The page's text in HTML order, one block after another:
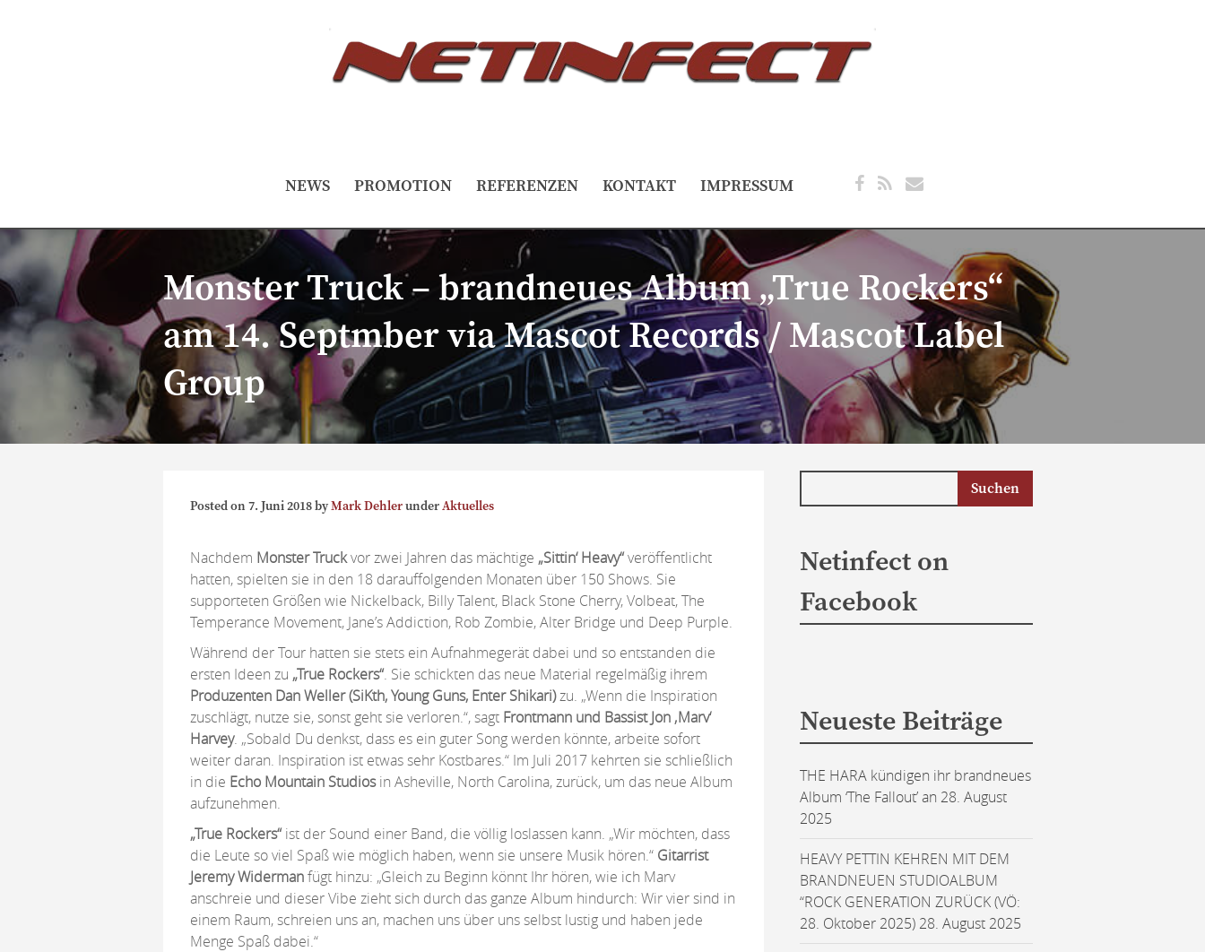
NEWS PROMOTION REFERENZEN KONTAKT IMPRESSUM
Monster Truck – brandneues Album „True Rockers“
am 14. Septmber via Mascot Records / Mascot Label
Group
Posted on 7. Juni 2018byMark DehlerunderAktuelles
Nachdem Monster Truckvor zwei Jahren das mächtige „Sittin‘ Heavy“veröffentlicht
hatten, spielten sie in den 18 darauffolgenden Monaten über 150 Shows. Sie
supporteten Größen wie Nickelback, Billy Talent, Black Stone Cherry, Volbeat, The
Temperance Movement, Jane’s Addiction, Rob Zombie, Alter Bridge und Deep Purple.
Während der Tour hatten sie stets ein Aufnahmegerät dabei und so entstanden die
ersten Ideen zu „True Rockers“. Sie schickten das neue Material regelmäßig ihrem
Produzenten Dan Weller(SiKth, Young Guns, Enter Shikari)zu. „Wenn die Inspiration
zuschlägt, nutze sie, sonst geht sie verloren.“, sagt Frontmann und Bassist Jon ‚Marv‘
Harvey. „Sobald Du denkst, dass es ein guter Song werden könnte, arbeite sofort
weiter daran. Inspiration ist etwas sehr Kostbares.“ Im Juli 2017 kehrten sie schließlich
in die Echo Mountain Studiosin Asheville, North Carolina, zurück, um das neue Album
aufzunehmen.
„True Rockers“ist der Sound einer Band, die völlig loslassen kann. „Wir möchten, dass
die Leute so viel Spaß wie möglich haben, wenn sie unsere Musik hören.“ Gitarrist
Jeremy Widermanfügt hinzu: „Gleich zu Beginn könnt Ihr hören, wie ich Marv
anschreie und dieser Vibe zieht sich durch das ganze Album hindurch: Wir vier sind in
einem Raum, schreien uns an, machen uns über uns selbst lustig und haben jede
Menge Spaß dabei.“
Netinfect on
Facebook
Neueste Beiträge
THE HARA kündigen ihr brandneues
Album ‘The Fallout’ an 28. August
2025
HEAVY PETTIN KEHREN MIT DEM
BRANDNEUEN STUDIOALBUM
“ROCK GENERATION ZURÜCK (VÖ:
28. Oktober 2025) 28. August 2025